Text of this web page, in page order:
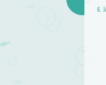
6.